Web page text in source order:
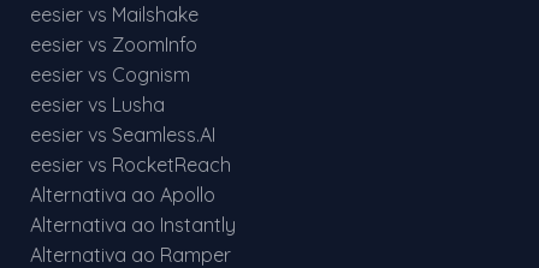
eesier vs Mailshake
eesier vs ZoomInfo
eesier vs Cognism
eesier vs Lusha
eesier vs Seamless.AI
eesier vs RocketReach
Alternativa ao Apollo
Alternativa ao Instantly
Alternativa ao Ramper